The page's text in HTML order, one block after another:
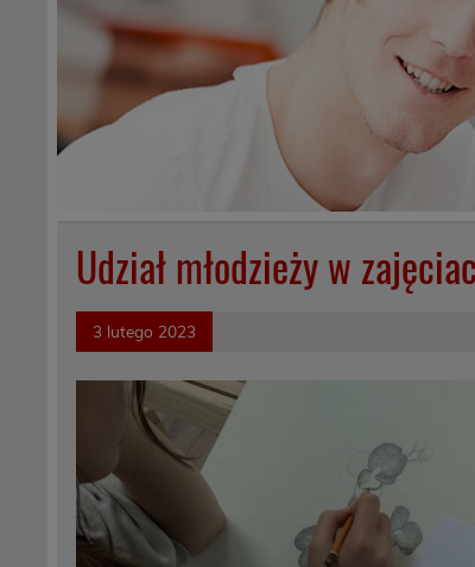
Udział młodzieży w
3 lutego 2023